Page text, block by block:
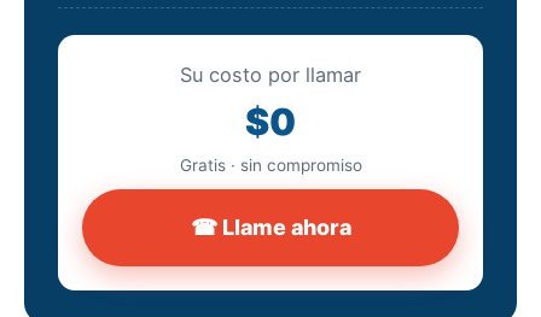
Su costo por llamar
$0
Gratis · sin compromiso
☎ Llame ahora